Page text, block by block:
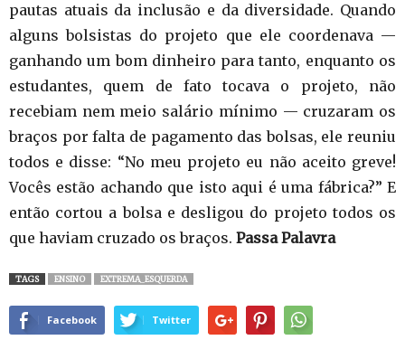
pautas atuais da inclusão e da diversidade. Quando
alguns bolsistas do projeto que ele coordenava —
ganhando um bom dinheiro para tanto, enquanto os
estudantes, quem de fato tocava o projeto, não
recebiam nem meio salário mínimo — cruzaram os
braços por falta de pagamento das bolsas, ele reuniu
todos e disse: “No meu projeto eu não aceito greve!
Vocês estão achando que isto aqui é uma fábrica?” E
então cortou a bolsa e desligou do projeto todos os
que haviam cruzado os braços. Passa Palavra
TAGS ENSINO EXTREMA_ESQUERDA
Facebook Twitter